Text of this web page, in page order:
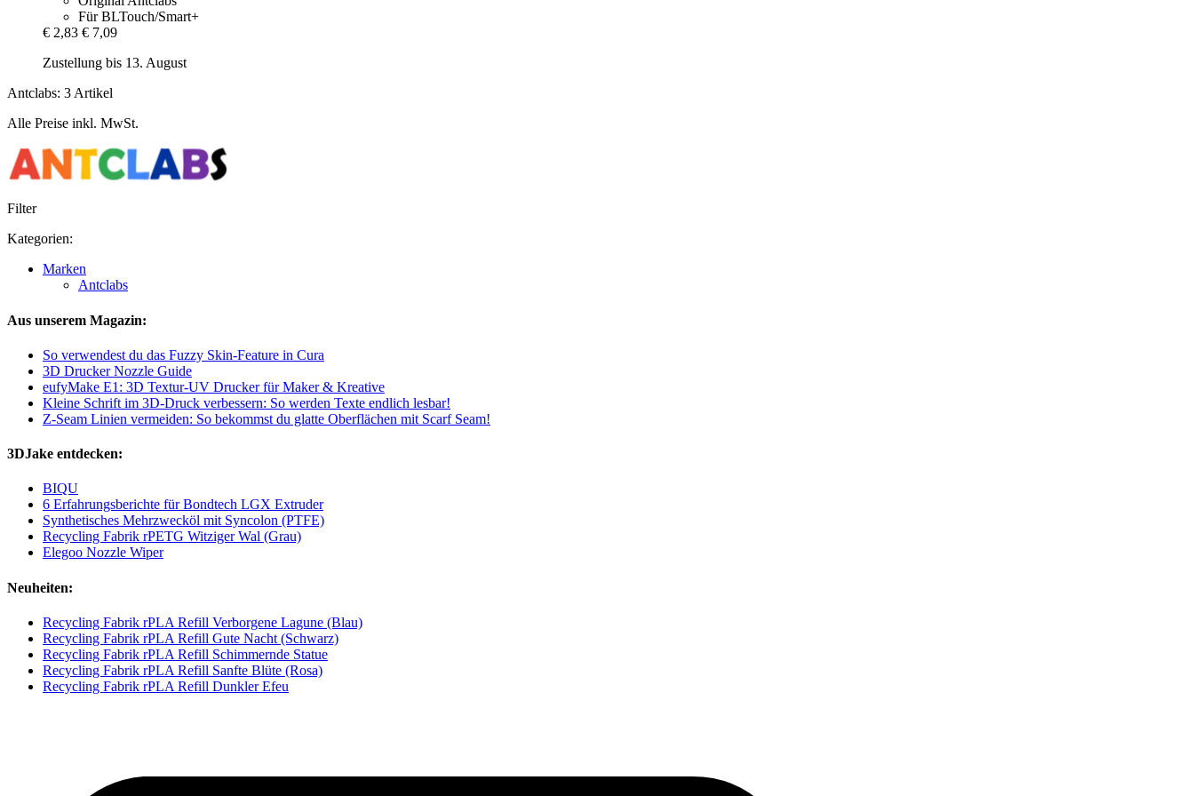
Für BLTouch/Smart+
€ 2,83 € 7,09
Zustellung bis 13. August
Antclabs: 3 Artikel
Alle Preise inkl. MwSt.
Filter
Kategorien:
Marken
Antclabs
Aus unserem Magazin:
So verwendest du das Fuzzy Skin-Feature in Cura
3D Drucker Nozzle Guide
eufyMake E1: 3D Textur-UV Drucker für Maker & Kreative
Kleine Schrift im 3D-Druck verbessern: So werden Texte endlich lesbar!
Z-Seam Linien vermeiden: So bekommst du glatte Oberflächen mit Scarf Seam!
3DJake entdecken:
BIQU
6 Erfahrungsberichte für Bondtech LGX Extruder
Synthetisches Mehrzwecköl mit Syncolon (PTFE)
Recycling Fabrik rPETG Witziger Wal (Grau)
Elegoo Nozzle Wiper
Neuheiten:
Recycling Fabrik rPLA Refill Verborgene Lagune (Blau)
Recycling Fabrik rPLA Refill Gute Nacht (Schwarz)
Recycling Fabrik rPLA Refill Schimmernde Statue
Recycling Fabrik rPLA Refill Sanfte Blüte (Rosa)
Recycling Fabrik rPLA Refill Dunkler Efeu